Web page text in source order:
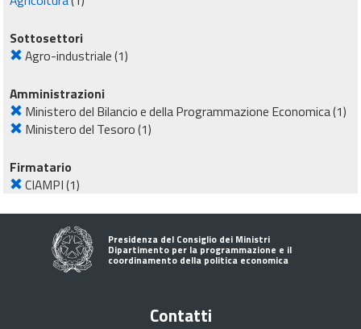
Sottosettori
Agro-industriale(1)
Amministrazioni
Ministero del Bilancio e della Programmazione Economica(1)
Ministero del Tesoro(1)
Firmatario
CIAMPI(1)
Presidenza del Consiglio dei Ministri
Dipartimento per la programmazione e il
coordinamento della politica economica
Contatti